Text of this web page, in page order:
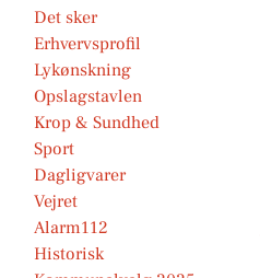
Det sker
Erhvervsprofil
Lykønskning
Opslagstavlen
Krop & Sundhed
Sport
Dagligvarer
Vejret
Alarm112
Historisk